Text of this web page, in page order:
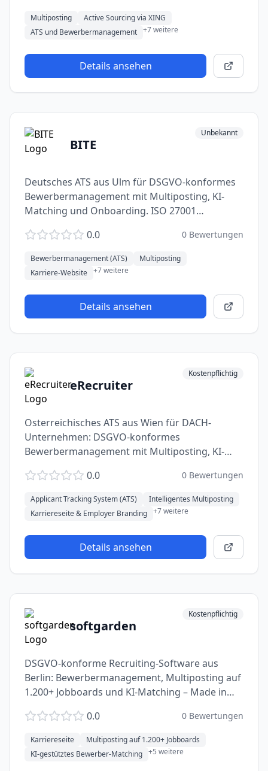
Multiposting
Active Sourcing via XING
ATS und Bewerbermanagement +7weitere
Details ansehen
BITE
Unbekannt
Deutsches ATS aus Ulm für DSGVO-konformes
Bewerbermanagement mit Multiposting, KI-
Matching und Onboarding. ISO 27001
0.0 0 Bewertungen
Bewerbermanagement (ATS)
Multiposting
Karriere-Website +7weitere
Details ansehen
eRecruiter
Kostenpflichtig
Osterreichisches ATS aus Wien für DACH-
Unternehmen: DSGVO-konformes
Bewerbermanagement mit Multiposting, KI-
0.0 0 Bewertungen
Applicant Tracking System (ATS)
Intelligentes Multiposting
Karriereseite & Employer Branding +7weitere
Details ansehen
softgarden
Kostenpflichtig
DSGVO-konforme Recruiting-Software aus
Berlin: Bewerbermanagement, Multiposting auf
1.200+ Jobboards und KI-Matching – Made in
0.0 0 Bewertungen
Karriereseite
Multiposting auf 1.200+ Jobboards
KI-gestütztes Bewerber-Matching +5 weitere